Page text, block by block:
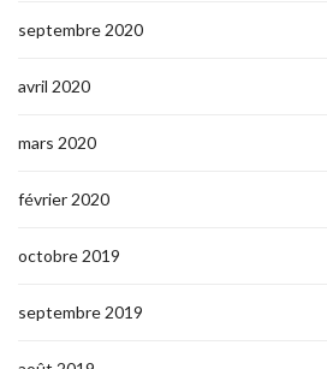
septembre 2020
avril 2020
mars 2020
février 2020
octobre 2019
septembre 2019